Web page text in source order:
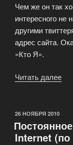
Чем же он так
интересного не
другими
адрес сайта.
«Кто Я».
Читать далее
ОПУБЛИКОВАНО
26 НОЯБРЯ 2010
Internet (по